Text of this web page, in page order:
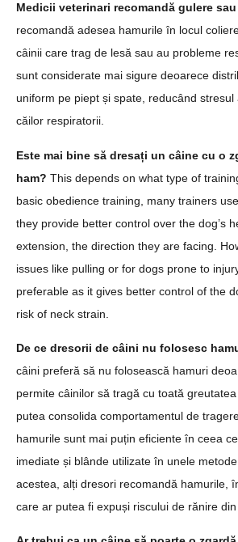
Medicii veterinari recomandă gulere
recomandă adesea hamurile în locul
câinii care trag de lesă sau au probleme
sunt considerate mai sigure deoarece
uniform pe piept și spate, reducând stresul
căilor respiratorii.
Este mai bine să dresați un câine cu o
ham? This depends on what type of
basic obedience training, many trainers
they provide better control over the dog’s
extension, the direction they are facing.
issues like pulling or for dogs prone to
preferable as it gives better control of the
risk of neck strain.
De ce dresorii de câini nu folosesc
câini preferă să nu folosească hamuri
permite câinilor să tragă cu toată
putea consolida comportamentul de
hamurile sunt mai puțin eficiente în ceea
imediate și blânde utilizate în unele
acestea, alți dresori recomandă hamurile,
care ar putea fi expuși riscului de rănire din